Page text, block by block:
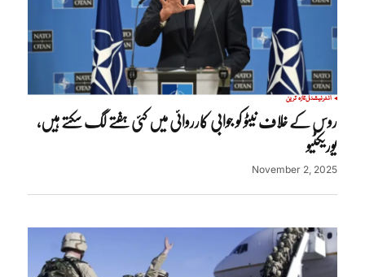
انٹرنیشنلتازہ ترین
روس کے خلاف نیٹو کو جوابی کارروائی میں کئی ہفتے لگ سکتے ہیں،
یوریکٹیو
November 2, 2025